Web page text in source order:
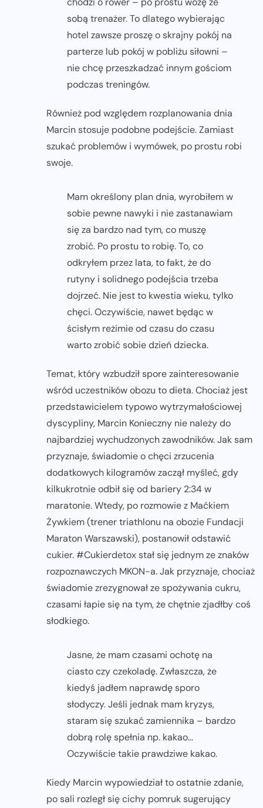
sobą trenażer. To dlatego wybierając
hotel zawsze proszę o skrajny pokój na
parterze lub pokój w pobliżu siłowni –
nie chcę przeszkadzać innym gościom
podczas treningów.
Również pod względem rozplanowania dnia
Marcin stosuje podobne podejście. Zamiast
szukać problemów i wymówek, po prostu robi
swoje.
Mam określony plan dnia, wyrobiłem w
sobie pewne nawyki i nie zastanawiam
się za bardzo nad tym, co muszę
zrobić. Po prostu to robię. To, co
odkryłem przez lata, to fakt, że do
rutyny i solidnego podejścia trzeba
dojrzeć. Nie jest to kwestia wieku, tylko
chęci. Oczywiście, nawet będąc w
ścisłym reżimie od czasu do czasu
warto zrobić sobie dzień dziecka.
Temat, który wzbudził spore zainteresowanie
wśród uczestników obozu to dieta. Chociaż jest
przedstawicielem typowo wytrzymałościowej
dyscypliny, Marcin Konieczny nie należy do
najbardziej wychudzonych zawodników. Jak sam
przyznaje, świadomie o chęci zrzucenia
dodatkowych kilogramów zaczął myśleć, gdy
kilkukrotnie odbił się od bariery 2:34 w
maratonie. Wtedy, po rozmowie z Maćkiem
Żywkiem (trener triathlonu na obozie Fundacji
Maraton Warszawski), postanowił odstawić
cukier. #Cukierdetox stał się jednym ze znaków
rozpoznawczych MKON-a. Jak przyznaje, chociaż
świadomie zrezygnował ze spożywania cukru,
czasami łapie się na tym, że chętnie zjadłby coś
słodkiego.
Jasne, że mam czasami ochotę na
ciasto czy czekoladę. Zwłaszcza, że
kiedyś jadłem naprawdę sporo
słodyczy. Jeśli jednak mam kryzys,
staram się szukać zamiennika – bardzo
dobrą rolę spełnia np. kakao…
Oczywiście takie prawdziwe kakao.
Kiedy Marcin wypowiedział to ostatnie zdanie,
po sali rozległ się cichy pomruk sugerujący